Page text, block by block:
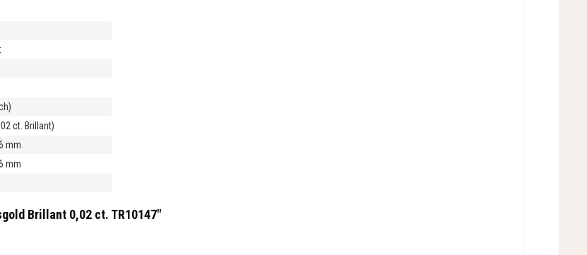
ct. Brillant)
mm
mm
Brillant 0,02 ct. TR10147"